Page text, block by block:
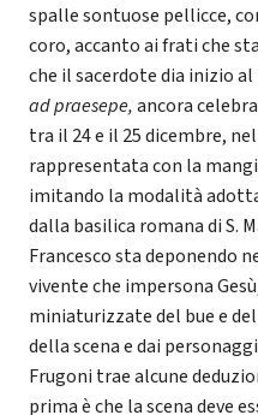
spalle sontuose pellicce,
coro, accanto ai frati che
che il sacerdote dia inizio
ad praesepe,ancora
tra il 24 e il 25 dicembre,
rappresentata con la
imitando la modalità
dalla basilica romana di S.
Francesco sta deponendo
vivente che impersona
miniaturizzate del bue e
della scena e dai
Frugoni trae alcune
prima è che la scena deve